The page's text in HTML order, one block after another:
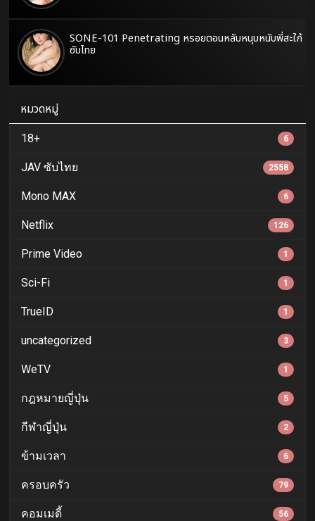
SONE-101 Penetrating หรอยตอนหลับหนุบหนับพี่สะใภ้
ซับไทย
หมวดหมู่
18+ 6
JAV ซับไทย 2558
Mono MAX 6
Netflix 126
Prime Video 1
Sci-Fi 1
TrueID 1
uncategorized 3
WeTV 1
กฎหมายญี่ปุ่น 5
กีฬาญี่ปุ่น 2
ข้ามเวลา 6
ครอบครัว 79
คอมเมดี้ 56